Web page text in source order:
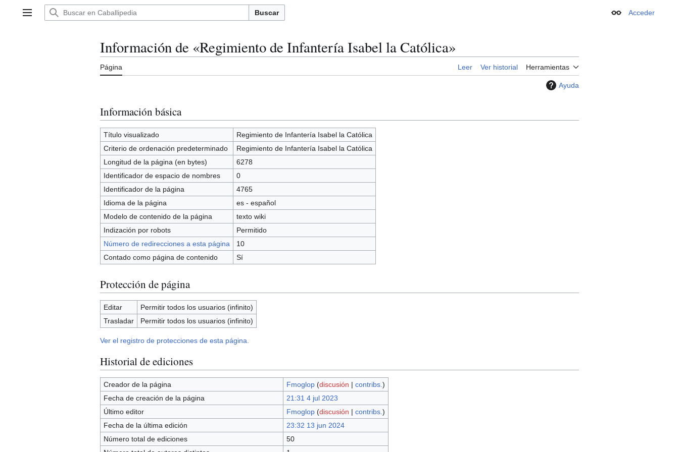
Menú principal Buscar Apariencia
Acceder
Información de «Regimiento de Infantería Isabel la Católica»
Página Leer Ver historial Herramientas
Ayuda
Información básica
Título visualizado
Regimiento de Infantería Isabel la Católica
Criterio de ordenación predeterminado
Regimiento de Infantería Isabel la Católica
Longitud de la página (en bytes)
6278
Identificador de espacio de nombres
0
Identificador de la página
4765
Idioma de la página
es - español
Modelo de contenido de la página
texto wiki
Indización por robots
Permitido
Número de redirecciones a esta página
10
Contado como página de contenido
Sí
Protección de página
Editar
Permitir todos los usuarios (infinito)
Trasladar
Permitir todos los usuarios (infinito)
Ver el registro de protecciones de esta página.
Historial de ediciones
Creador de la página Fmoglop (discusión | contribs.)
Fecha de creación de la página
21:31 4 jul 2023
Último editor
Fmoglop (discusión | contribs.)
Fecha de la última edición
23:32 13 jun 2024
Número total de ediciones
50